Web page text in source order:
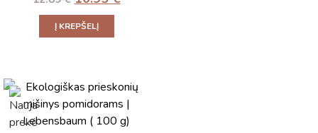
Į KREPŠELĮ